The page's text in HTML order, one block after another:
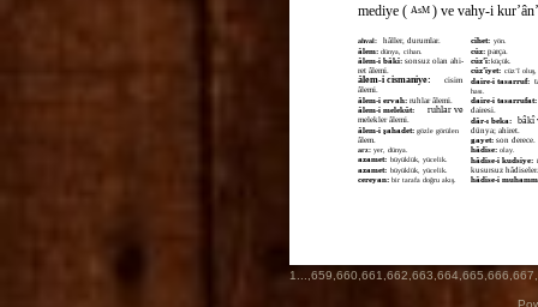
mediye ( AsM ) ve vahy-i
ahval:
hâller, durumlar.
âlem: dünya, cihan.
âlem-i bâkî: sonsuz olan ahi-
ret âlemi.
âlem-i cismaniye:
cisim
âlemi.
âlem-i ervah: ruhlar âlemi.
âlem-i melekût:
ruhlar ve
melekler âlemi.
âlem-i şahadet: gözle görülen
âlem.
arz: yer, dünya.
azamet: büyüklük, yücelik.
azamet: büyüklük, yücelik.
cereyan: bir tarafa doğru akış.
cihet: yön.
cüz: parça.
cüz’î: küçük.
cüz’iyet: cüz’î
daire-i tasarruf:
hası.
daire-i tasarrufat:
dairesi.
dâr-ı beka:
bâkî
dünya; ahiret.
gayet: son derece.
hâdise: olay.
hâdise-i kudsiye:
kusursuz hâdiseler.
hâdise-i
1 659 660, 661 662 663 664, 665, 666 667